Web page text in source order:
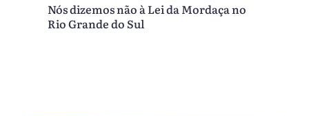
Nós dizemos não à Lei da Mordaça no
Rio Grande do Sul